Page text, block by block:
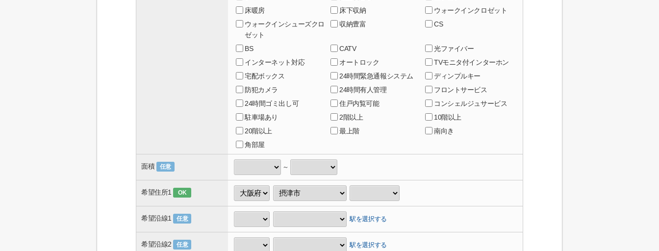
床暖房
床下収納
ウォークインクロゼット
ウォークインシューズクロ
ゼット
収納豊富 CS
BS CATV
光ファイバー
インターネット対応
オートロック
TVモニタ付インターホン
宅配ボックス
24時間緊急通報システム
ディンプルキー
防犯カメラ
24時間有人管理
フロントサービス
24時間ゴミ出し可
住戸内覧可能
コンシェルジュサービス
駐車場あり
2階以上
10階以上
20階以上
最上階
南向き
角部屋
面積 任意 ～
希望住所1 OK
希望沿線1 任意 駅を選択する
希望沿線2 任意 駅を選択する